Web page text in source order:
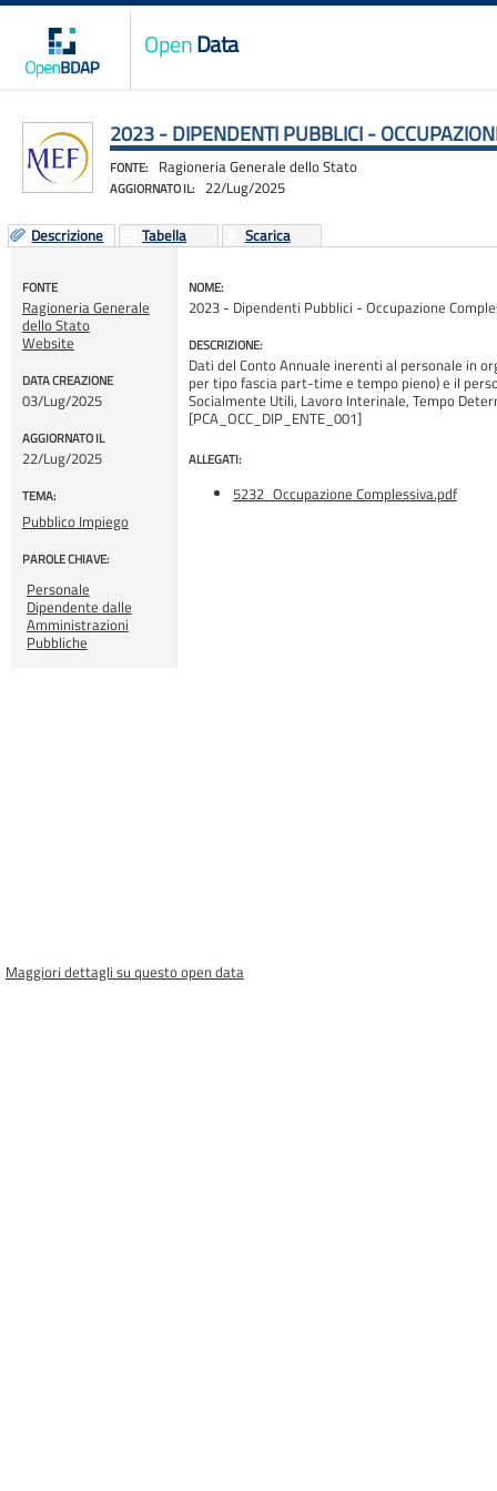
OpenData
2023 - DIPENDENTI PUBBLICI -
FONTE: Ragioneria Generale dello Stato
AGGIORNATO IL: 22/Lug/2025
Descrizione Tabella Scarica
FONTE
Ragioneria Generale
dello Stato
Website
DATA CREAZIONE
03/Lug/2025
AGGIORNATO IL
22/Lug/2025
TEMA:
Pubblico Impiego
PAROLE CHIAVE:
Personale
Dipendente dalle
Amministrazioni
Pubbliche
NOME:
2023 - Dipendenti Pubblici - Occupazione
DESCRIZIONE:
Dati del Conto Annuale inerenti al personale in
per tipo fascia part-time e tempo pieno) e il
Socialmente Utili, Lavoro Interinale, Tempo
[PCA_OCC_DIP_ENTE_001]
ALLEGATI:
5232_Occupazione Complessiva.pdf
Maggiori dettagli su questo open data